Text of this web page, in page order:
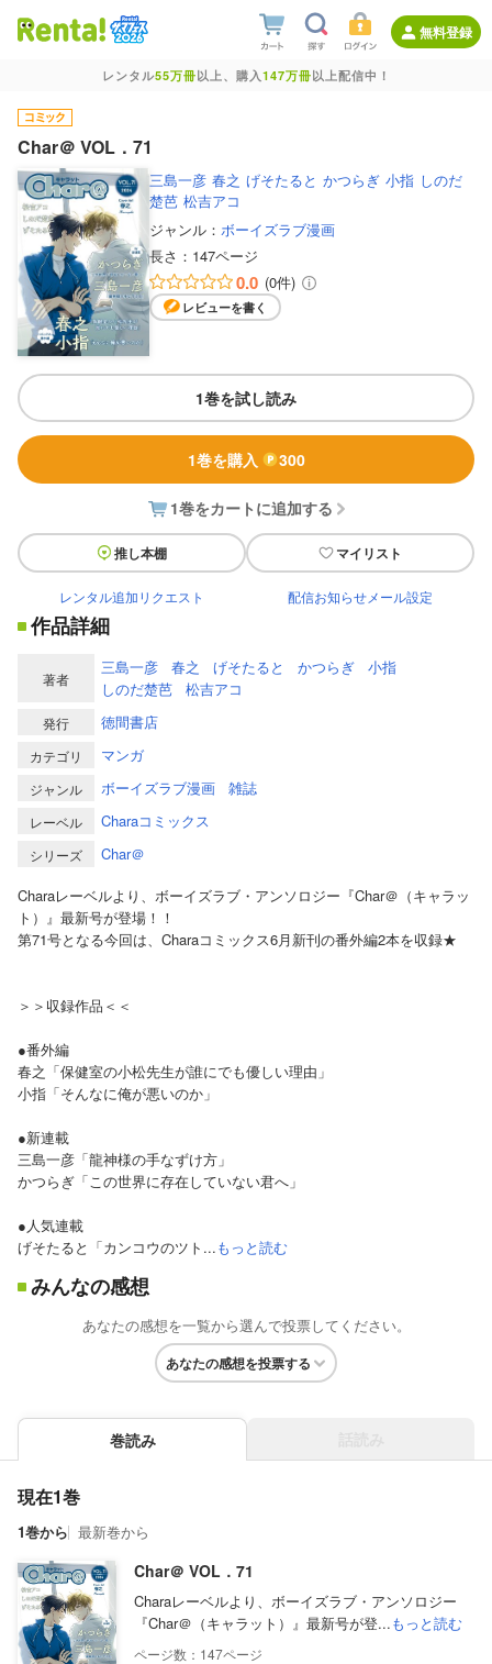
無料登録
レンタル55万冊以上、購入147万冊以上配信中！
Char＠ VOL．71
三島一彦 春之 げそたると かつらぎ 小指 しのだ
楚芭 松吉アコ
ジャンル： ボーイズラブ漫画
長さ： 147ページ
0.0 (0件)
レビューを書く
1巻を試し読み
1巻を購入 300
1巻をカートに追加する
推し本棚 マイリスト
レンタル追加リクエスト 配信お知らせメール設定
作品詳細
著者
三島一彦 春之 げそたると かつらぎ
小指
しのだ楚芭
松吉アコ
発行 徳間書店
カテゴリ マンガ
ジャンル ボーイズラブ漫画 雑誌
レーベル Charaコミックス
シリーズ
Char＠
Charaレーベルより、ボーイズラブ・アンソロジー『Char＠（キャラッ
ト）』最新号が登場！！
第71号となる今回は、Charaコミックス6月新刊の番外編2本を収録★
＞＞収録作品＜＜
●番外編
春之「保健室の小松先生が誰にでも優しい理由」
小指「そんなに俺が悪いのか」
●新連載
三島一彦「龍神様の手なずけ方」
かつらぎ「この世界に存在していない君へ」
●人気連載
げそたると「カンコウのツト...もっと読む
みんなの感想
あなたの感想を一覧から選んで投票してください。
あなたの感想を投票する
巻読み
現在1巻
1巻から 最新巻から
Char＠ VOL．71
Charaレーベルより、ボーイズラブ・アンソロジー
『Char＠（キャラット）』最新号が登...もっと読む
147